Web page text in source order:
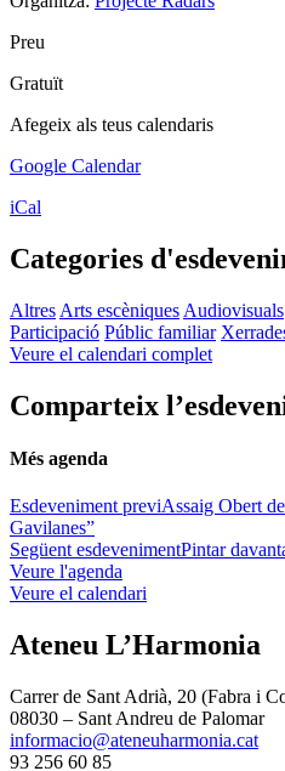
Preu
Gratuït
Afegeix als teus calendaris
Google Calendar
iCal
Categories
Altres Arts escèniques Audiovisuals
Participació Públic familiar
Veure el calendari complet
Comparteix
Més agenda
Esdeveniment previAssaig Obert
Gavilanes”
Següent esdevenimentPintar
Veure l'agenda
Veure el calendari
Ateneu L’Harmonia
Carrer de Sant Adrià, 20 (Fabra i
08030 – Sant Andreu de Palomar
informacio@ateneuharmonia.cat
93 256 60 85